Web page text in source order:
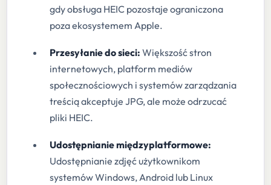
gdy obsługa HEIC pozostaje ograniczona
poza ekosystemem Apple.
Przesyłanie do sieci: Większość stron
internetowych, platform mediów
społecznościowych i systemów zarządzania
treścią akceptuje JPG, ale może odrzucać
pliki HEIC.
Udostępnianie międzyplatformowe:
Udostępnianie zdjęć użytkownikom
systemów Windows, Android lub Linux